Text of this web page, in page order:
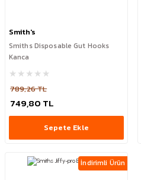
Smith's
Smiths Disposable Gut Hooks
Kanca
789,26 TL
749,80 TL
Sepete Ekle
İndirimli Ürün